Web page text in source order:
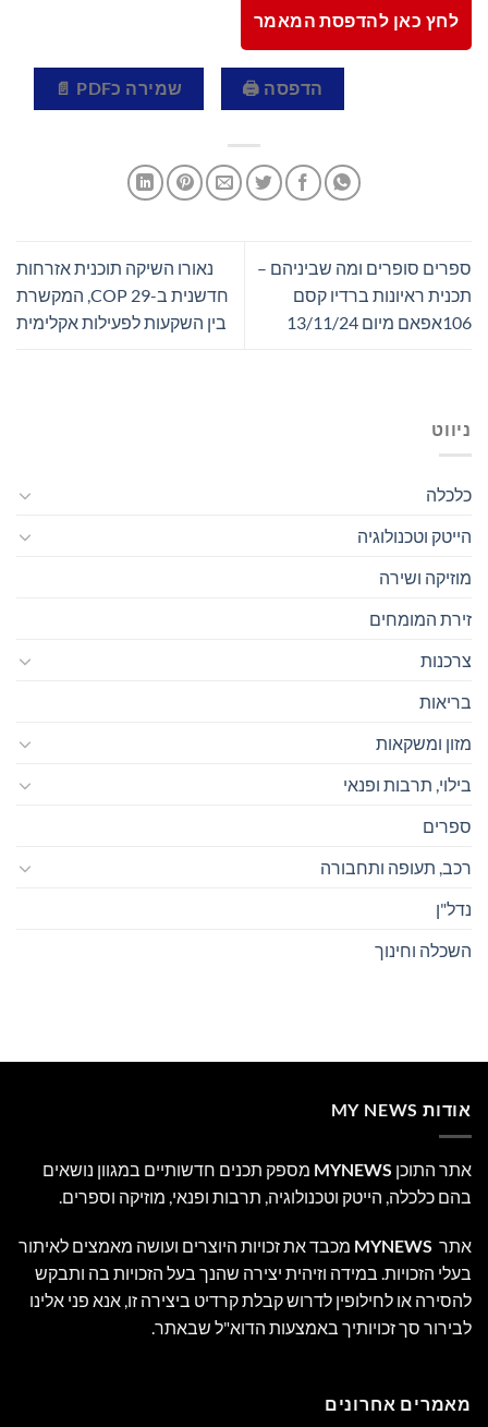
לחץ כאן להדפסת המאמר
הדפסה 🖨 שמירה כPDF 📄
ספרים סופרים ומה שביניהם –
תכנית ראיונות ברדיו קסם
106אפאם מיום 13/11/24
נאורו השיקה תוכנית אזרחות
חדשנית ב-COP 29, המקשרת
בין השקעות לפעילות אקלימית
ניווט
כלכלה
הייטק וטכנולוגיה
מוזיקה ושירה
זירת המומחים
צרכנות
בריאות
מזון ומשקאות
בילוי, תרבות ופנאי
ספרים
רכב, תעופה ותחבורה
נדל"ן
השכלה וחינוך
אודות MY NEWS
אתר התוכן MYNEWS מספק תכנים חדשותיים במגוון נושאים
בהם כלכלה, הייטק וטכנולוגיה, תרבות ופנאי, מוזיקה וספרים.
אתר MYNEWS מכבד את זכויות היוצרים ועושה מאמצים לאיתור
בעלי הזכויות. במידה וזיהית יצירה שהנך בעל הזכויות בה ותבקש
להסירה או לחילופין לדרוש קבלת קרדיט ביצירה זו, אנא פני אלינו
לבירור סך זכויותיך באמצעות הדוא"ל שבאתר.
מאמרים אחרונים